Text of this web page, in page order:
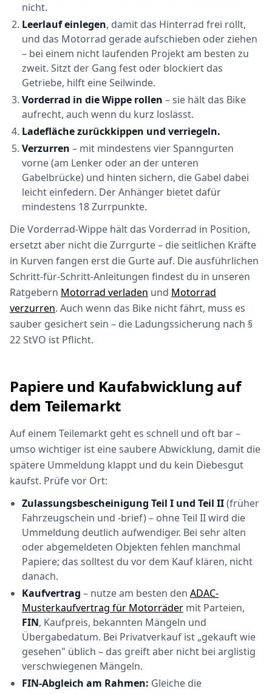
nicht.
Leerlauf einlegen, damit das Hinterrad frei rollt,
und das Motorrad gerade aufschieben oder ziehen
– bei einem nicht laufenden Projekt am besten zu
zweit. Sitzt der Gang fest oder blockiert das
Getriebe, hilft eine Seilwinde.
Vorderrad in die Wippe rollen – sie hält das Bike
aufrecht, auch wenn du kurz loslässt.
Ladefläche zurückkippen und verriegeln.
Verzurren – mit mindestens vier Spanngurten
vorne (am Lenker oder an der unteren
Gabelbrücke) und hinten sichern, die Gabel dabei
leicht einfedern. Der Anhänger bietet dafür
mindestens 18 Zurrpunkte.
Die Vorderrad-Wippe hält das Vorderrad in Position,
ersetzt aber nicht die Zurrgurte – die seitlichen Kräfte
in Kurven fangen erst die Gurte auf. Die ausführlichen
Schritt-für-Schritt-Anleitungen findest du in unseren
Ratgebern Motorrad verladen und Motorrad
verzurren. Auch wenn das Bike nicht fährt, muss es
sauber gesichert sein – die Ladungssicherung nach §
22 StVO ist Pflicht.
Papiere und Kaufabwicklung auf
dem Teilemarkt
Auf einem Teilemarkt geht es schnell und oft bar –
umso wichtiger ist eine saubere Abwicklung, damit die
spätere Ummeldung klappt und du kein Diebesgut
kaufst. Prüfe vor Ort:
Zulassungsbescheinigung Teil I und Teil II(früher
Fahrzeugschein und -brief) – ohne Teil II wird die
Ummeldung deutlich aufwendiger. Bei sehr alten
oder abgemeldeten Objekten fehlen manchmal
Papiere; das solltest du vor dem Kauf klären, nicht
danach.
Kaufvertrag – nutze am besten den ADAC-
Musterkaufvertrag für Motorräder mit Parteien,
FIN, Kaufpreis, bekannten Mängeln und
Übergabedatum. Bei Privatverkauf ist „gekauft wie
gesehen" üblich – das greift aber nicht bei arglistig
verschwiegenen Mängeln.
FIN-Abgleich am Rahmen: Gleiche die